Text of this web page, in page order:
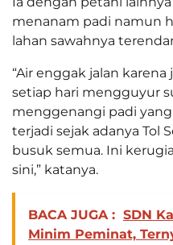
menanam padi namun
lahan sawahnya
“Air enggak jalan
setiap hari mengguyur
menggenangi padi
terjadi sejak adanya Tol
busuk semua. Ini
sini,” katanya.
BACA JUGA : SDN
Minim Peminat,